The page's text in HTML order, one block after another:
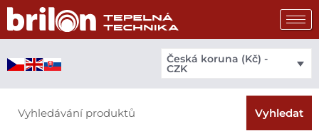
Přeskočit
obsah
Česká koruna (Kč) -
CZK
Vyhledat